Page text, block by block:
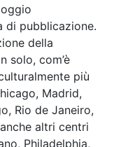
di pubblicazione.
della
solo, com’è
più
Madrid,
Rio de Janeiro,
altri centri
Philadelphia,